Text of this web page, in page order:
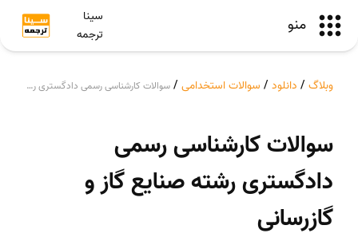
منو
سینا
ترجمه
وبلاگ / دانلود / سوالات استخدامی / سوالات کارشناسی رسمی دادگستری رشته صنایع گاز و گازرسانی
سوالات کارشناسی رسمی
دادگستری رشته صنایع گاز و
گازرسانی